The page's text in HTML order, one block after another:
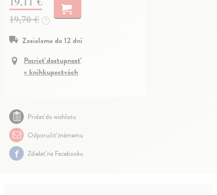
19,70 € ?
Zasielame do 12 dní
Pozrieť dostupnosť
v kníhkupectvách
Pridať do wishlistu
Odporučiť známemu
Zdielať na Facebooku